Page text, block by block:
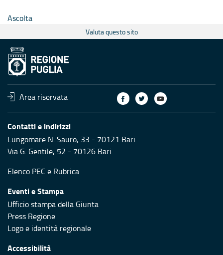
Ascolta
Valuta questo sito
Area riservata
Contatti e indirizzi
Lungomare N. Sauro, 33 - 70121 Bari
Via G. Gentile, 52 - 70126 Bari
Elenco PEC e Rubrica
Eventi e Stampa
Ufficio stampa della Giunta
Press Regione
Logo e identità regionale
Accessibilità